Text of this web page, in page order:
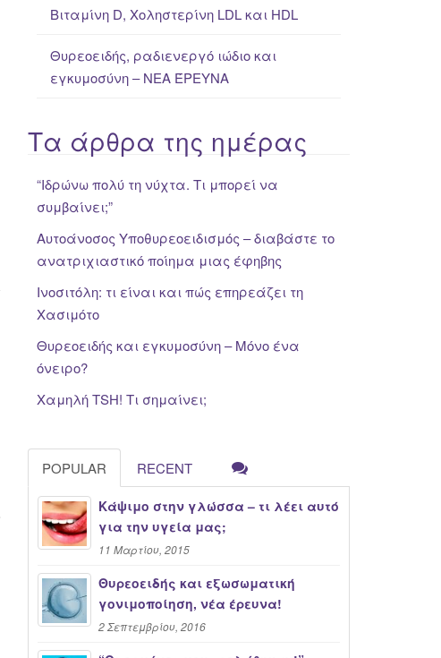
Βιταμίνη D, Χοληστερίνη LDL και HDL
Θυρεοειδής, ραδιενεργό ιώδιο και
εγκυμοσύνη – ΝΕΑ ΈΡΕΥΝΑ
Τα άρθρα της ημέρας
“Iδρώνω πολύ τη νύχτα. Τι μπορεί να
συμβαίνει;”
Αυτοάνοσος Υποθυρεοειδισμός – διαβάστε το
ανατριχιαστικό ποίημα μιας έφηβης
Ινοσιτόλη: τι είναι και πώς επηρεάζει τη
Χασιμότο
Θυρεοειδής και εγκυμοσύνη – Μόνο ένα
όνειρο?
Χαμηλή TSH! Τι σημαίνει;
POPULAR RECENT
Κάψιμο στην γλώσσα – τι λέει αυτό
για την υγεία μας;
11 Μαρτίου, 2015
Θυρεοειδής και εξωσωματική
γονιμοποίηση, νέα έρευνα!
2 Σεπτεμβρίου, 2016